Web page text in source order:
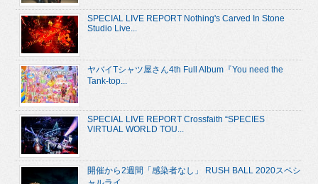
SPECIAL LIVE REPORT Nothing's Carved In Stone
Studio Live...
ヤバイTシャツ屋さん4th Full Album『You need the
Tank-top...
SPECIAL LIVE REPORT Crossfaith “SPECIES
VIRTUAL WORLD TOU...
開催から2週間「感染者なし」 RUSH BALL 2020スペシ